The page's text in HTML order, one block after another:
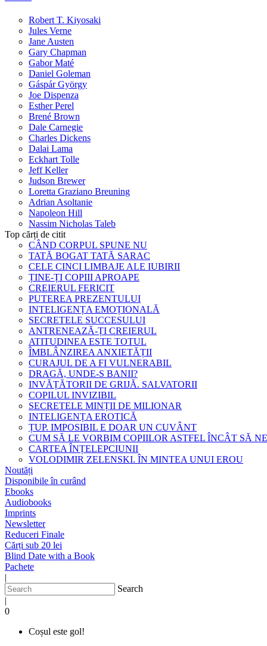
Robert T. Kiyosaki
Jules Verne
Jane Austen
Gary Chapman
Gabor Maté
Daniel Goleman
Gáspár György
Joe Dispenza
Esther Perel
Brené Brown
Dale Carnegie
Charles Dickens
Dalai Lama
Eckhart Tolle
Jeff Keller
Judson Brewer
Loretta Graziano Breuning
Adrian Asoltanie
Napoleon Hill
Nassim Nicholas Taleb
Top cărți de citit
CÂND CORPUL SPUNE NU
TATĂ BOGAT TATĂ SARAC
CELE CINCI LIMBAJE ALE IUBIRII
ȚINE-ȚI COPIII APROAPE
CREIERUL FERICIT
PUTEREA PREZENTULUI
INTELIGENȚA EMOȚIONALĂ
SECRETELE SUCCESULUI
ANTRENEAZĂ-ȚI CREIERUL
ATITUDINEA ESTE TOTUL
ÎMBLÂNZIREA ANXIETĂȚII
CURAJUL DE A FI VULNERABIL
DRAGĂ, UNDE-S BANII?
INVĂȚĂTORII DE GRIJĂ. SALVATORII
COPILUL INVIZIBIL
SECRETELE MINȚII DE MILIONAR
INTELIGENȚA EROTICĂ
ȚUP. IMPOSIBIL E DOAR UN CUVÂNT
CUM SĂ LE VORBIM COPIILOR ASTFEL ÎNCÂT SĂ
CARTEA ÎNȚELEPCIUNII
VOLODIMIR ZELENSKI. ÎN MINTEA UNUI EROU
Noutăți
Disponibile în curând
Ebooks
Audiobooks
Imprints
Newsletter
Reduceri Finale
Cărți sub 20 lei
Blind Date with a Book
Pachete
|
Search
|
0
Coșul este gol!